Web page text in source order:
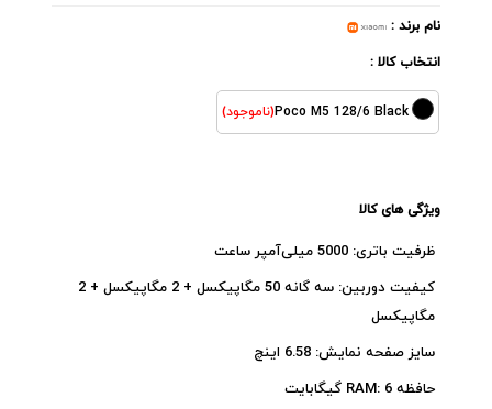
نام برند :
انتخاب کالا :
Poco M5 128/6 Black(ناموجود)
ویژگی های کالا
ظرفیت باتری: 5000 میلی‌آمپر ساعت
کیفیت دوربین: سه گانه 50 مگاپیکسل + 2 مگاپیکسل + 2
مگاپیکسل
سایز صفحه نمایش: 6.58 اینچ
حافظه RAM: 6 گیگابایت